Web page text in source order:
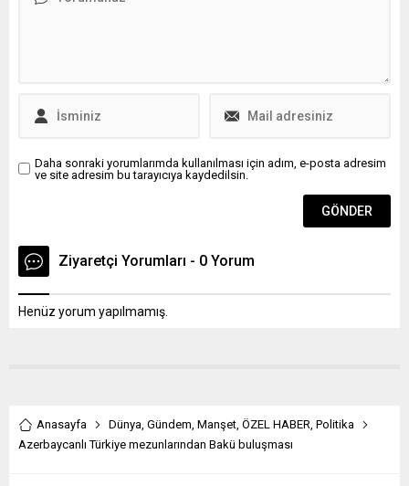
Daha sonraki yorumlarımda kullanılması için adım, e-posta adresim
ve site adresim bu tarayıcıya kaydedilsin.
Ziyaretçi Yorumları - 0 Yorum
Henüz yorum yapılmamış.
Anasayfa Dünya Gündem Manşet ÖZEL HABER Politika
Azerbaycanlı Türkiye mezunlarından Bakü buluşması